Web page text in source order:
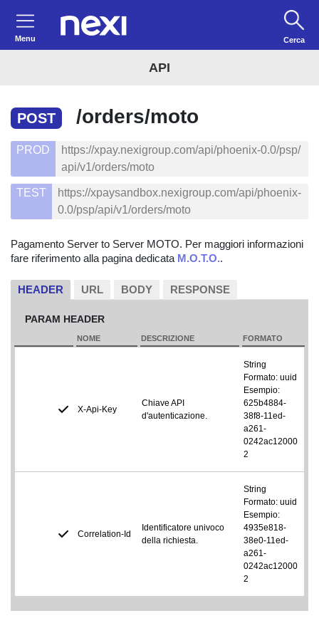
Menu Cerca
API
POST /orders/moto
PROD
https://xpay.nexigroup.com/api/phoenix-0.0/psp/
api/v1/orders/moto
TEST
https://xpaysandbox.nexigroup.com/api/phoenix-
0.0/psp/api/v1/orders/moto
Pagamento Server to Server MOTO. Per maggiori informazioni
fare riferimento alla pagina dedicata M.O.T.O..
HEADER URL BODY RESPONSE
PARAM HEADER
NOME DESCRIZIONE FORMATO
X-Api-Key
Chiave API
d'autenticazione.
String
Formato: uuid
Esempio:
625b4884-
38f8-11ed-
a261-
0242ac12000
2
Correlation-Id
Identificatore univoco
della richiesta.
String
Formato: uuid
Esempio:
4935e818-
38e0-11ed-
a261-
0242ac12000
2